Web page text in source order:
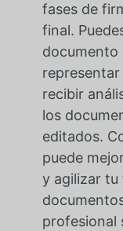
fases de
final.
documento
recibir
los
editados.
puede
y agilizar tu
profesional